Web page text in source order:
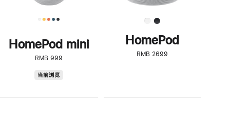
HomePod mini
RMB 999
当前浏览
HomePod
RMB 2699